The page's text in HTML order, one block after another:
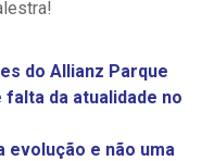
do Allianz Parque
da atualidade no
evolução e não uma